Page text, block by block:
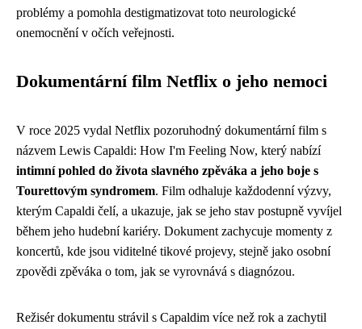
problémy a pomohla destigmatizovat toto neurologické
onemocnění v očích veřejnosti.
Dokumentární film Netflix o jeho nemoci
V roce 2025 vydal Netflix pozoruhodný dokumentární film s
názvem Lewis Capaldi: How I'm Feeling Now, který nabízí
intimní pohled do života slavného zpěváka a jeho boje s
Tourettovým syndromem. Film odhaluje každodenní výzvy,
kterým Capaldi čelí, a ukazuje, jak se jeho stav postupně vyvíjel
během jeho hudební kariéry. Dokument zachycuje momenty z
koncertů, kde jsou viditelné tikové projevy, stejně jako osobní
zpovědi zpěváka o tom, jak se vyrovnává s diagnózou.
Režisér dokumentu strávil s Capaldim více než rok a zachytil